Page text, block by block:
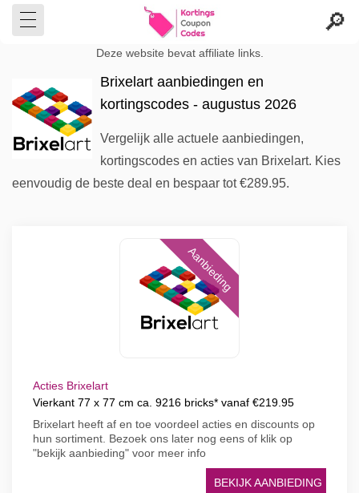
Deze website bevat affiliate links.
Brixelart aanbiedingen en
kortingscodes - augustus 2026
Vergelijk alle actuele aanbiedingen,
kortingscodes en acties van Brixelart. Kies
eenvoudig de beste deal en bespaar tot €289.95.
Aanbieding
Acties Brixelart
Vierkant 77 x 77 cm ca. 9216 bricks* vanaf €219.95
Brixelart heeft af en toe voordeel acties en discounts op
hun sortiment. Bezoek ons later nog eens of klik op
"bekijk aanbieding" voor meer info
BEKIJK AANBIEDING